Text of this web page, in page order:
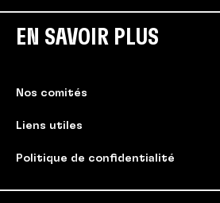
EN SAVOIR PLUS
Nos comités
Liens utiles
Politique de confidentialité